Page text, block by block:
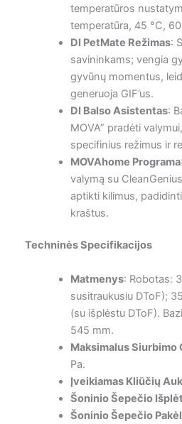
temperatūros
temperatūra, 45 °C,
DI PetMate Režimas:
savininkams; vengia
gyvūnų momentus,
generuoja GIF’us.
DI Balso Asistentas:
MOVA” pradėti
specifinius režimus ir
MOVAhome Programa
valymą su
aptikti kilimus,
kraštus.
Techninės Specifikacijos
Matmenys: Robotas:
susitraukusiu DToF);
(su išplėstu DToF).
545 mm.
Maksimalus Siurbimo
Pa.
Įveikiamas Kliūčių
Šoninio Šepečio
Šoninio Šepečio